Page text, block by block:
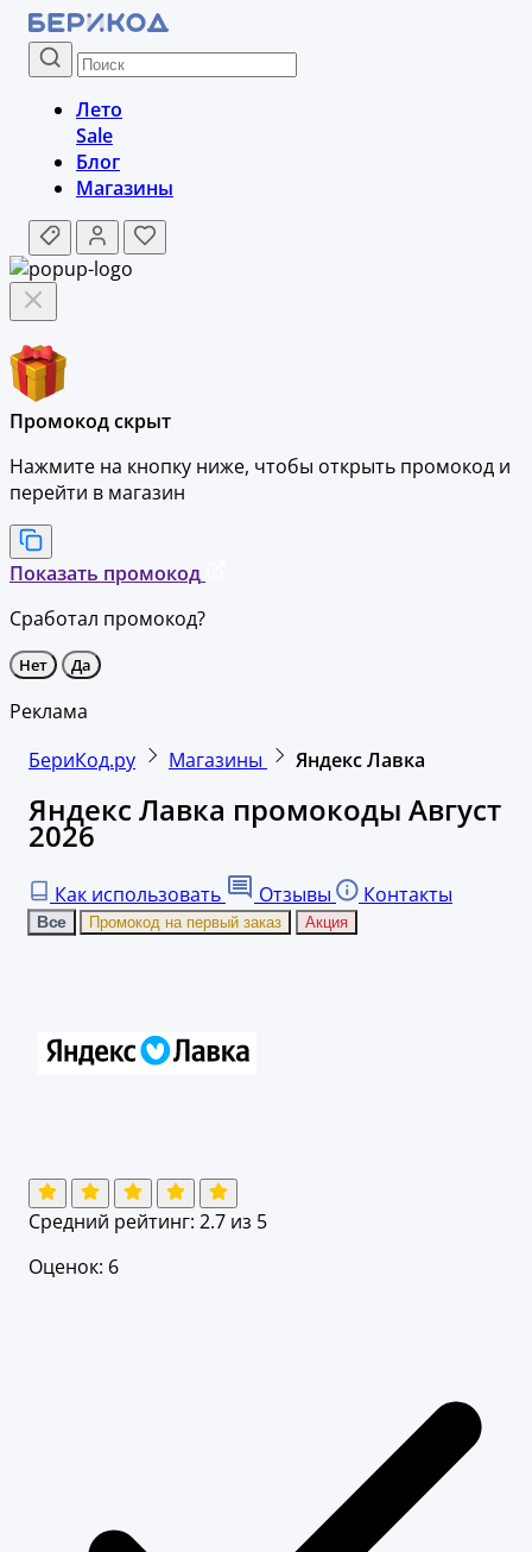
Лето
Sale
Блог
Магазины
Промокод скрыт
Нажмите на кнопку ниже, чтобы открыть промокод и
перейти в магазин
Показать промокод
Сработал промокод?
Нет Да
Реклама
БериКод.ру
Магазины Яндекс Лавка
Яндекс Лавка промокоды Август
2026
Как использовать Отзывы Контакты
Все Промокод на первый заказ Акция
Средний рейтинг: 2.7 из 5
Оценок: 6